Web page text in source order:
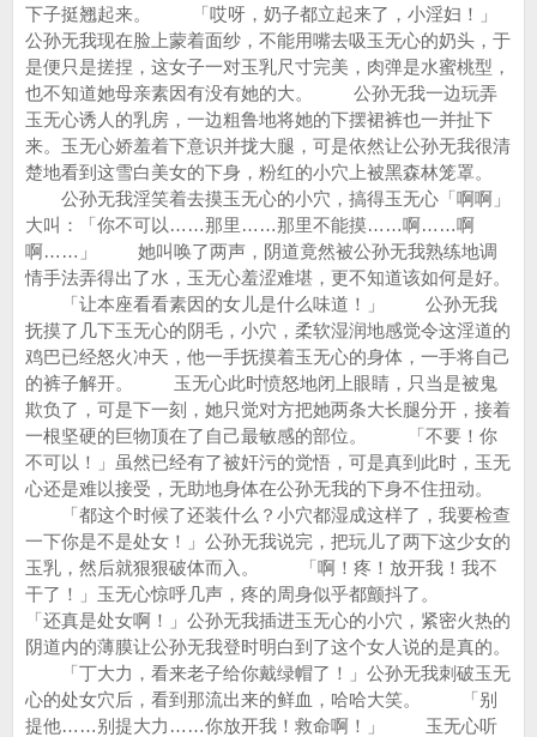
下子挺翘起来。 「哎呀，奶子都立起来了，小淫妇！」
公孙无我现在脸上蒙着面纱，不能用嘴去吸玉无心的奶头，于
是便只是搓捏，这女子一对玉乳尺寸完美，肉弹是水蜜桃型，
也不知道她母亲素因有没有她的大。 公孙无我一边玩弄
玉无心诱人的乳房，一边粗鲁地将她的下摆裙裤也一并扯下
来。玉无心娇羞着下意识并拢大腿，可是依然让公孙无我很清
楚地看到这雪白美女的下身，粉红的小穴上被黑森林笼罩。
公孙无我淫笑着去摸玉无心的小穴，搞得玉无心「啊啊」
大叫：「你不可以……那里……那里不能摸……啊……啊
啊……」 她叫唤了两声，阴道竟然被公孙无我熟练地调
情手法弄得出了水，玉无心羞涩难堪，更不知道该如何是好。
「让本座看看素因的女儿是什么味道！」 公孙无我
抚摸了几下玉无心的阴毛，小穴，柔软湿润地感觉令这淫道的
鸡巴已经怒火冲天，他一手抚摸着玉无心的身体，一手将自己
的裤子解开。 玉无心此时愤怒地闭上眼睛，只当是被鬼
欺负了，可是下一刻，她只觉对方把她两条大长腿分开，接着
一根坚硬的巨物顶在了自己最敏感的部位。 「不要！你
不可以！」虽然已经有了被奸污的觉悟，可是真到此时，玉无
心还是难以接受，无助地身体在公孙无我的下身不住扭动。
「都这个时候了还装什么？小穴都湿成这样了，我要检查
一下你是不是处女！」公孙无我说完，把玩儿了两下这少女的
玉乳，然后就狠狠破体而入。 「啊！疼！放开我！我不
干了！」玉无心惊呼几声，疼的周身似乎都颤抖了。
「还真是处女啊！」公孙无我插进玉无心的小穴，紧密火热的
阴道内的薄膜让公孙无我登时明白到了这个女人说的是真的。
「丁大力，看来老子给你戴绿帽了！」公孙无我刺破玉无
心的处女穴后，看到那流出来的鲜血，哈哈大笑。 「别
提他……别提大力……你放开我！救命啊！」 玉无心听